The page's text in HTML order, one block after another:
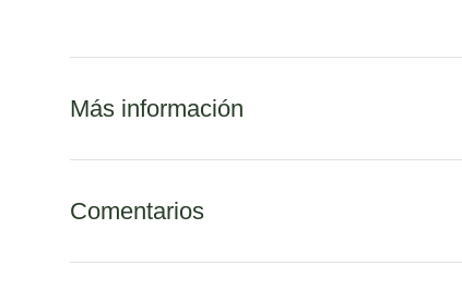
Más información
Comentarios